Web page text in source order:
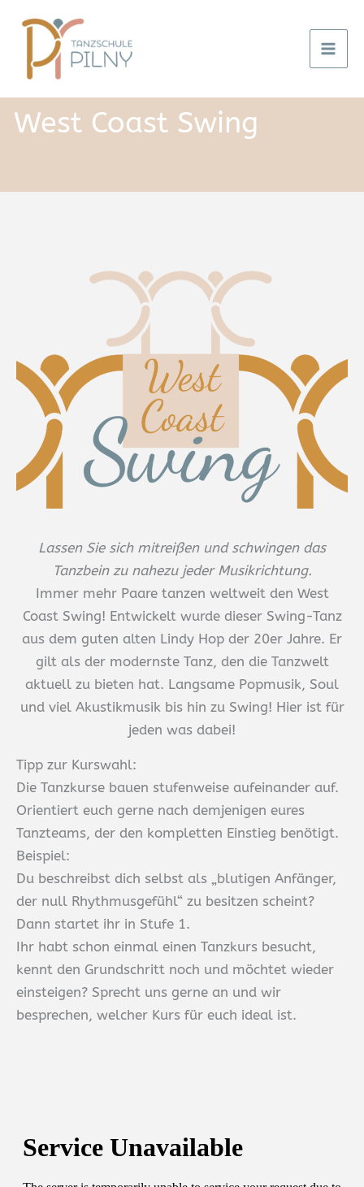
Inhalt
springen
West Coast Swing
Lassen Sie sich mitreißen und schwingen das
Tanzbein zu nahezu jeder Musikrichtung.
Immer mehr Paare tanzen weltweit den West
Coast Swing! Entwickelt wurde dieser Swing-Tanz
aus dem guten alten Lindy Hop der 20er Jahre. Er
gilt als der modernste Tanz, den die Tanzwelt
aktuell zu bieten hat. Langsame Popmusik, Soul
und viel Akustikmusik bis hin zu Swing! Hier ist für
jeden was dabei!
Tipp zur Kurswahl:
Die Tanzkurse bauen stufenweise aufeinander auf.
Orientiert euch gerne nach demjenigen eures
Tanzteams, der den kompletten Einstieg benötigt.
Beispiel:
Du beschreibst dich selbst als „blutigen Anfänger,
der null Rhythmusgefühl“ zu besitzen scheint?
Dann startet ihr in Stufe 1.
Ihr habt schon einmal einen Tanzkurs besucht,
kennt den Grundschritt noch und möchtet wieder
einsteigen? Sprecht uns gerne an und wir
besprechen, welcher Kurs für euch ideal ist.